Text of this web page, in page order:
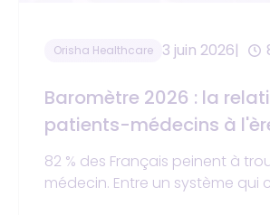
Orisha Healthcare 3 juin 2026
Baromètre 2026 : la
patients-médecins à
82 % des Français peinent à
médecin. Entre un système qui